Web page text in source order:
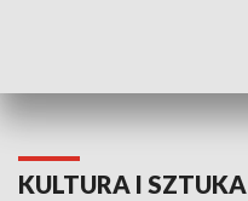
KULTURA I SZTUKA